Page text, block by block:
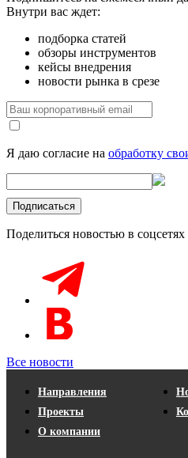
Внутри вас ждет:
подборка статей
обзоры инструментов
кейсы внедрения
новости рынка в срезе
Я даю согласие на обработку
Поделиться новостью в соцсетях
Все новости
Направления
Проекты
О компании